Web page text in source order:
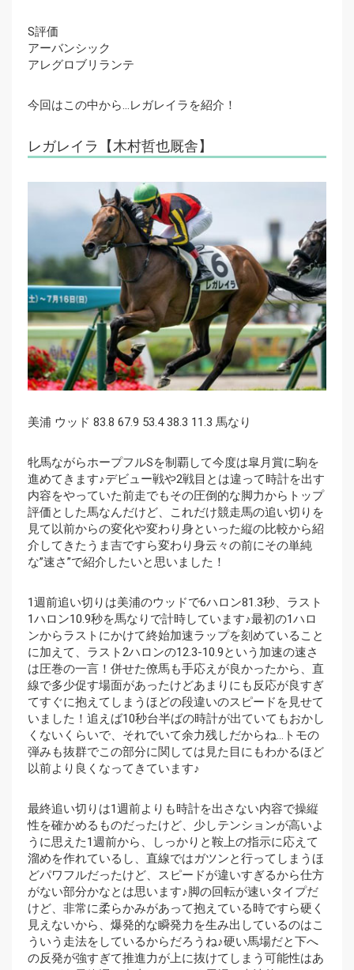
S評価
アーバンシック
アレグロブリランテ
今回はこの中から…レガレイラを紹介！
レガレイラ【木村哲也厩舎】
美浦 ウッド 83.8 67.9 53.4 38.3 11.3 馬なり
牝馬ながらホープフルSを制覇して今度は皐月賞に駒を
進めてきます♪デビュー戦や2戦目とは違って時計を出す
内容をやっていた前走でもその圧倒的な脚力からトップ
評価とした馬なんだけど、これだけ競走馬の追い切りを
見て以前からの変化や変わり身といった縦の比較から紹
介してきたうま吉ですら変わり身云々の前にその単純
な”速さ”で紹介したいと思いました！
1週前追い切りは美浦のウッドで6ハロン81.3秒、ラスト
1ハロン10.9秒を馬なりで計時しています♪最初の1ハロ
ンからラストにかけて終始加速ラップを刻めていること
に加えて、ラスト2ハロンの12.3-10.9という加速の速さ
は圧巻の一言！併せた僚馬も手応えが良かったから、直
線で多少促す場面があったけどあまりにも反応が良すぎ
てすぐに抱えてしまうほどの段違いのスピードを見せて
いました！追えば10秒台半ばの時計が出ていてもおかし
くないくらいで、それでいて余力残しだからね…トモの
弾みも抜群でこの部分に関しては見た目にもわかるほど
以前より良くなってきています♪
最終追い切りは1週前よりも時計を出さない内容で操縦
性を確かめるものだったけど、少しテンションが高いよ
うに思えた1週前から、しっかりと鞍上の指示に応えて
溜めを作れているし、直線ではガツンと行ってしまうほ
どパワフルだったけど、スピードが違いすぎるから仕方
がない部分かなとは思います♪脚の回転が速いタイプだ
けど、非常に柔らかみがあって抱えている時ですら硬く
見えないから、爆発的な瞬発力を生み出しているのはこ
ういう走法をしているからだろうね♪硬い馬場だと下へ
の反発が強すぎて推進力が上に抜けてしまう可能性はあ